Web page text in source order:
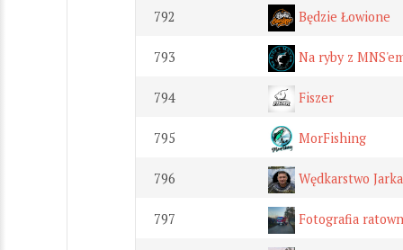
792 Będzie Łowione
793 Na ryby z
794 Fiszer
795 MorFishing
796 Wędkarstwo
797 Fotografia